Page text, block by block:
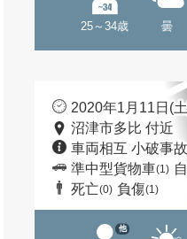
25～34歳 曇
2020年1月11日(
沼津市多比 付近
車両相互 小破事故
準中型貨物車(1)
死亡(0) 負傷(1)
他